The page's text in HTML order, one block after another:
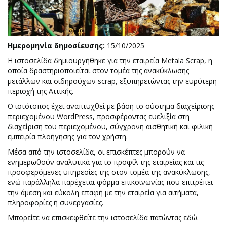
Ημερομηνία δημοσίευσης: 15/10/2025
Η ιστοσελίδα δημιουργήθηκε για την εταιρεία Metala Scrap, η
οποία δραστηριοποιείται στον τομέα της ανακύκλωσης
μετάλλων και σιδηρούχων scrap, εξυπηρετώντας την ευρύτερη
περιοχή της Αττικής.
Ο ιστότοπος έχει αναπτυχθεί με βάση το σύστημα διαχείρισης
περιεχομένου WordPress, προσφέροντας ευελιξία στη
διαχείριση του περιεχομένου, σύγχρονη αισθητική και φιλική
εμπειρία πλοήγησης για τον χρήστη.
Μέσα από την ιστοσελίδα, οι επισκέπτες μπορούν να
ενημερωθούν αναλυτικά για το προφίλ της εταιρείας και τις
προσφερόμενες υπηρεσίες της στον τομέα της ανακύκλωσης,
ενώ παράλληλα παρέχεται φόρμα επικοινωνίας που επιτρέπει
την άμεση και εύκολη επαφή με την εταιρεία για αιτήματα,
πληροφορίες ή συνεργασίες.
Μπορείτε να επισκεφθείτε την ιστοσελίδα πατώντας εδώ.